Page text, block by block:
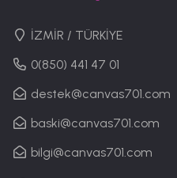
İZMİR / TÜRKİYE
0(850) 441 47 01
destek@canvas701.com
baski@canvas701.com
bilgi@canvas701.com